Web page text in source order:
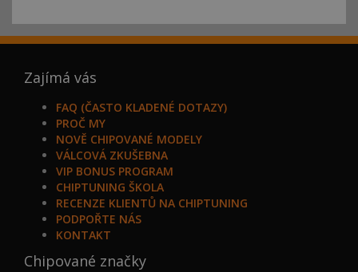
Zajímá vás
FAQ (ČASTO KLADENÉ DOTAZY)
PROČ MY
NOVĚ CHIPOVANÉ MODELY
VÁLCOVÁ ZKUŠEBNA
VIP BONUS PROGRAM
CHIPTUNING ŠKOLA
RECENZE KLIENTŮ NA CHIPTUNING
PODPOŘTE NÁS
KONTAKT
Chipované značky